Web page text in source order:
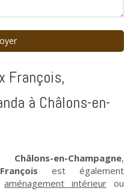
François,
à Châlons-en-
Châlons-en-Champagne,
est également
aménagement intérieur ou